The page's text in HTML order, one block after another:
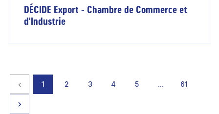
DÉCIDE Export - Chambre de Commerce et
d'Industrie
Page précédente
page
1 page
2 page
3 page
4 page
5 … page
61